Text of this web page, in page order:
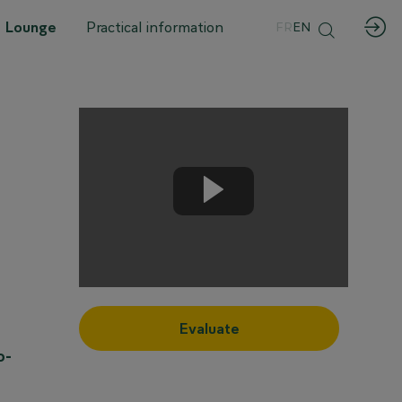
Practical information FREN
Evaluate